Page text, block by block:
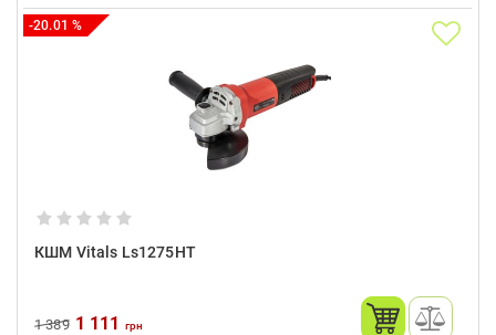
-20.01 %
КШМ Vitals Ls1275HT
1 389 1 111 грн